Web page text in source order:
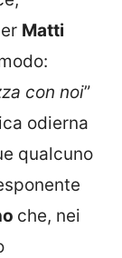
Matti
con noi”
odierna
qualcuno
che, nei